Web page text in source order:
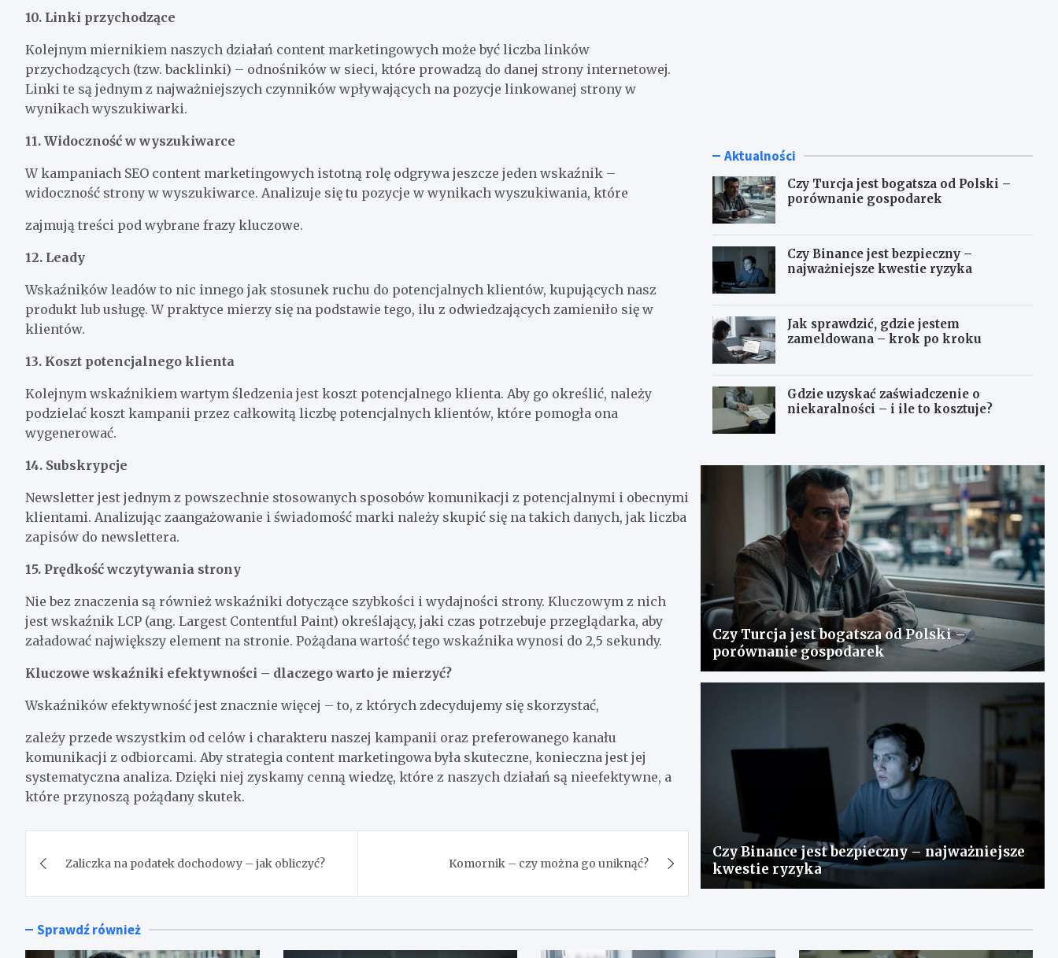
10. Linki przychodzące
Kolejnym miernikiem naszych działań content marketingowych może być liczba linków
przychodzących (tzw. backlinki) – odnośników w sieci, które prowadzą do danej strony internetowej.
Linki te są jednym z najważniejszych czynników wpływających na pozycje linkowanej strony w
wynikach wyszukiwarki.
11. Widoczność w wyszukiwarce
W kampaniach SEO content marketingowych istotną rolę odgrywa jeszcze jeden wskaźnik –
widoczność strony w wyszukiwarce. Analizuje się tu pozycje w wynikach wyszukiwania, które
zajmują treści pod wybrane frazy kluczowe.
12. Leady
Wskaźników leadów to nic innego jak stosunek ruchu do potencjalnych klientów, kupujących nasz
produkt lub usługę. W praktyce mierzy się na podstawie tego, ilu z odwiedzających zamieniło się w
klientów.
13. Koszt potencjalnego klienta
Kolejnym wskaźnikiem wartym śledzenia jest koszt potencjalnego klienta. Aby go określić, należy
podzielać koszt kampanii przez całkowitą liczbę potencjalnych klientów, które pomogła ona
wygenerować.
14. Subskrypcje
Newsletter jest jednym z powszechnie stosowanych sposobów komunikacji z potencjalnymi i obecnymi
klientami. Analizując zaangażowanie i świadomość marki należy skupić się na takich danych, jak liczba
zapisów do newslettera.
15. Prędkość wczytywania strony
Nie bez znaczenia są również wskaźniki dotyczące szybkości i wydajności strony. Kluczowym z nich
jest wskaźnik LCP (ang. Largest Contentful Paint) określający, jaki czas potrzebuje przeglądarka, aby
załadować największy element na stronie. Pożądana wartość tego wskaźnika wynosi do 2,5 sekundy.
Kluczowe wskaźniki efektywności – dlaczego warto je mierzyć?
Wskaźników efektywność jest znacznie więcej – to, z których zdecydujemy się skorzystać,
zależy przede wszystkim od celów i charakteru naszej kampanii oraz preferowanego kanału
komunikacji z odbiorcami. Aby strategia content marketingowa była skuteczne, konieczna jest jej
systematyczna analiza. Dzięki niej zyskamy cenną wiedzę, które z naszych działań są nieefektywne, a
które przynoszą pożądany skutek.
wpisu
Zaliczka na podatek dochodowy – jak obliczyć? Komornik – czy można go uniknąć?
Aktualności
Czy Turcja jest bogatsza od Polski –
porównanie gospodarek
Czy Binance jest bezpieczny –
najważniejsze kwestie ryzyka
Jak sprawdzić, gdzie jestem
zameldowana – krok po kroku
Gdzie uzyskać zaświadczenie o
niekaralności – i ile to kosztuje?
Czy Turcja jest bogatsza od Polski –
porównanie gospodarek
Czy Binance jest bezpieczny – najważniejsze
kwestie ryzyka
Sprawdź również